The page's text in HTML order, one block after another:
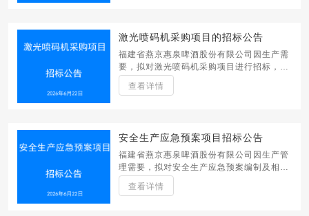
激光喷码机采购项目的招标公告
福建省燕京惠泉啤酒股份有限公司因生产需
要，拟对激光喷码机采购项目进行招标，诚
邀具备相应资质且有意向的单位踊跃参与投
标。
查看详情
安全生产应急预案项目招标公告
福建省燕京惠泉啤酒股份有限公司因生产管
理需要，拟对安全生产应急预案编制及相关
服务项目进行招标，诚邀具备相应资质且有
意向的单位踊跃参与投标。
查看详情